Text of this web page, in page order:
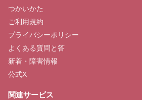
つかいかた
ご利用規約
プライバシーポリシー
よくある質問と答
新着・障害情報
公式X
関連サービス